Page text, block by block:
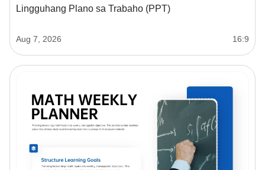
Lingguhang Plano sa Trabaho (PPT)
Aug 7, 2026 16:9